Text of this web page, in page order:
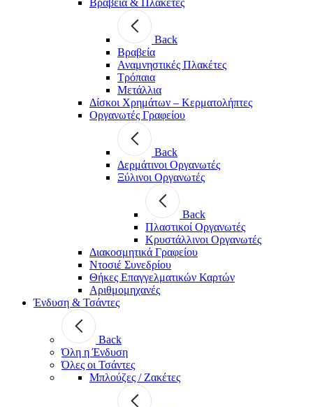
Back
Βραβεία
Αναμνηστικές Πλακέτες
Τρόπαια
Μετάλλια
Δίσκοι Χρημάτων – Κερματολήπτες
Οργανωτές Γραφείου
Back
Δερμάτινοι Οργανωτές
Ξύλινοι Οργανωτές
Back
Πλαστικοί Οργανωτές
Κρυστάλλινοι Οργανωτές
Διακοσμητικά Γραφείου
Ντοσιέ Συνεδρίου
Θήκες Επαγγελματικών Καρτών
Αριθμομηχανές
Ένδυση & Τσάντες
Back
Όλη η Ένδυση
Όλες οι Τσάντες
Μπλούζες / Ζακέτες